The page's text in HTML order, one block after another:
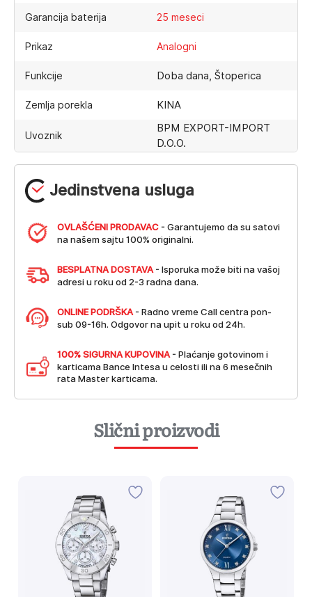
Jedinstvena usluga
OVLAŠĆENI PRODAVAC - Garantujemo da su satovi
na našem sajtu 100% originalni.
BESPLATNA DOSTAVA - Isporuka može biti na vašoj
adresi u roku od 2-3 radna dana.
ONLINE PODRŠKA - Radno vreme Call centra pon-
sub 09-16h. Odgovor na upit u roku od 24h.
100% SIGURNA KUPOVINA - Plaćanje gotovinom i
karticama Bance Intesa u celosti ili na 6 mesečnih
rata Master karticama.
Garancija baterija 25 meseci
Prikaz Analogni
Funkcije Doba dana, Štoperica
Zemlja porekla KINA
Uvoznik
BPM EXPORT-IMPORT
D.O.O.
Slični proizvodi